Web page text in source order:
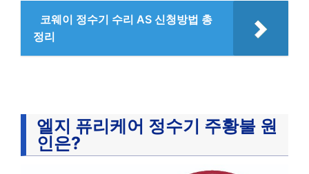
코웨이 정수기 수리 AS 신청방법 총
정리
엘지 퓨리케어 정수기 주황불 원
인은?